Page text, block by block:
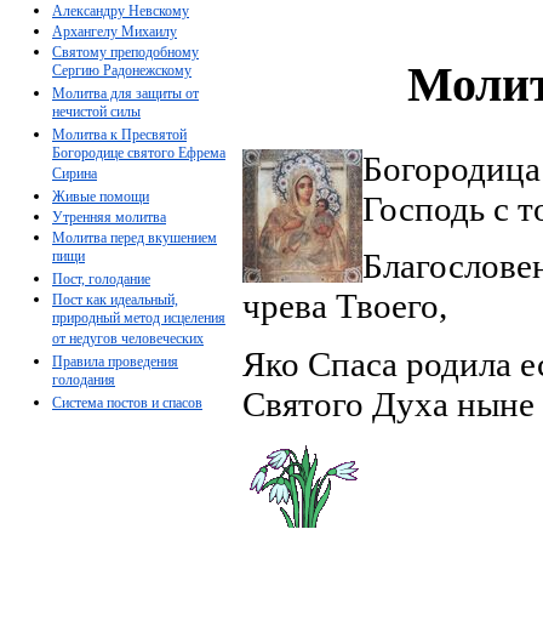
Господь с
чрева Твоего,
Яко Спаса родила
Святого Духа
Александру Невскому
Архангелу Михаилу
Святому преподобному
Сергию Радонежскому
Молитва для защиты от
нечистой силы
Молитва к Пресвятой
Богородице святого Ефрема
Сирина
Живые помощи
Утренняя молитва
Молитва перед вкушением
пищи
Пост, голодание
Пост как идеальный,
природный метод исцеления
от недугов человеческих
Правила проведения
голодания
Система постов и спасов